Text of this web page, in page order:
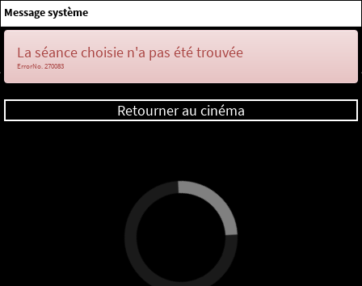
Message système
La séance choisie n'a pas été trouvée
ErrorNo. 270083
Retourner au cinéma